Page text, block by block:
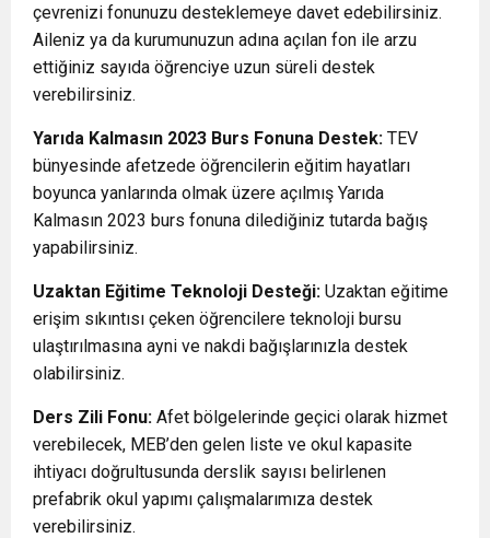
çevrenizi fonunuzu desteklemeye davet edebilirsiniz.
Aileniz ya da kurumunuzun adına açılan fon ile arzu
ettiğiniz sayıda öğrenciye uzun süreli destek
verebilirsiniz.
Yarıda Kalmasın 2023 Burs Fonuna Destek: TEV
bünyesinde afetzede öğrencilerin eğitim hayatları
boyunca yanlarında olmak üzere açılmış Yarıda
Kalmasın 2023 burs fonuna dilediğiniz tutarda bağış
yapabilirsiniz.
Uzaktan Eğitime Teknoloji Desteği: Uzaktan eğitime
erişim sıkıntısı çeken öğrencilere teknoloji bursu
ulaştırılmasına ayni ve nakdi bağışlarınızla destek
olabilirsiniz.
Ders Zili Fonu: Afet bölgelerinde geçici olarak hizmet
verebilecek, MEB’den gelen liste ve okul kapasite
ihtiyacı doğrultusunda derslik sayısı belirlenen
prefabrik okul yapımı çalışmalarımıza destek
verebilirsiniz.